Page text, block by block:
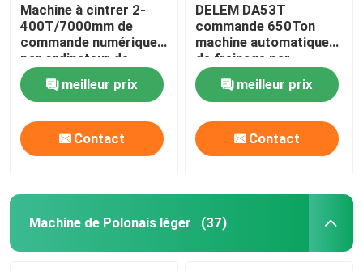
Machine à cintrer 2-
400T/7000mm de
commande numérique
par ordinateur de
presse de plat
résistant tandem
hydraulique de frein
meilleur prix
Contact
DELEM DA53T
commande 650Ton
machine automatique
de freinage par
pressage en tandem
CNC
meilleur prix
Contact
Machine de Polonais léger (37)